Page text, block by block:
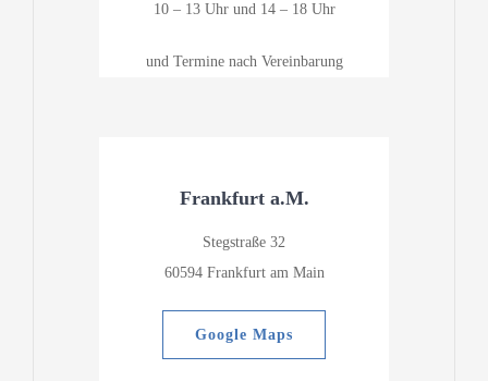
10 – 13 Uhr und 14 – 18 Uhr
und Termine nach Vereinbarung
Frankfurt a.M.
Stegstraße 32
60594 Frankfurt am Main
Google Maps